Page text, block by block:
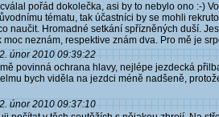
pořád dokolečka, asi by to nebylo ono :-)
tématu, tak účastníci by se mohli
naučit. Hromadné setkání spřízněných duší.
moc neznám, respektive znám dva. Pro mě je
únor 2010 09:39:22
povinná ochrana hlavy, nejlépe jezdecká
bych viděla na jezdci méně nadšeně,
únor 2010 09:37:10